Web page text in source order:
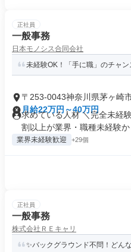
正社員
一般事務
日本モノシス合同会社
未経験OK！「手に職」のチャ
〒253-0043神奈川県茅ヶ崎
月給22万円～40万円
求めている人材 ＼完全未経
割以上が業界・職種未経験か
業界未経験歓迎 +29個
正社員
一般事務
株式会社ＲＥキャリ
✨バックグラウンド不問！どん